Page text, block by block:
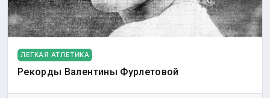
ЛЕГКАЯ АТЛЕТИКА
Рекорды Валентины Фурлетовой